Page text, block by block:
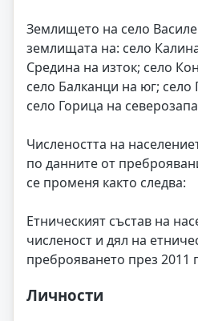
Землището на село
землищата на: село
Средина на изток; село
село Балканци на юг;
село Горица на
Числеността на
по данните от
се променя както следва:
Етническият състав на
численост и дял на
преброяването през 2011
Личности